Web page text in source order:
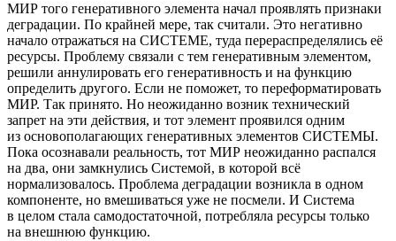
МИР того генеративного элемента начал проявлять признаки
деградации. По крайней мере, так считали. Это негативно
начало отражаться на СИСТЕМЕ, туда перераспределялись её
ресурсы. Проблему связали с тем генеративным элементом,
решили аннулировать его генеративность и на функцию
определить другого. Если не поможет, то переформатировать
МИР. Так принято. Но неожиданно возник технический
запрет на эти действия, и тот элемент проявился одним
из основополагающих генеративных элементов СИСТЕМЫ.
Пока осознавали реальность, тот МИР неожиданно распался
на два, они замкнулись Системой, в которой всё
нормализовалось. Проблема деградации возникла в одном
компоненте, но вмешиваться уже не посмели. И Система
в целом стала самодостаточной, потребляла ресурсы только
на внешнюю функцию.